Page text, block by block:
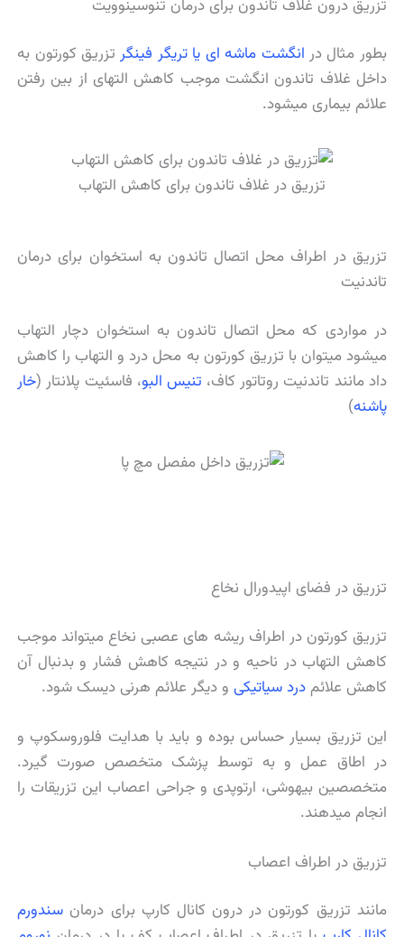
تزریق درون غلاف تاندون برای درمان تنوسینوویت
بطور مثال در انگشت ماشه ای یا تریگر فینگر تزریق کورتون به
داخل غلاف تاندون انگشت موجب کاهش التهای از بین رفتن
علائم بیماری میشود.
تزریق در غلاف تاندون برای کاهش التهاب
تزریق در اطراف محل اتصال تاندون به استخوان برای درمان
تاندنیت
در مواردی که محل اتصال تاندون به استخوان دچار التهاب
میشود میتوان با تزریق کورتون به محل درد و التهاب را کاهش
داد مانند تاندنیت روتاتور کاف، تنیس البو، فاسئیت پلانتار (خار
پاشنه)
تزریق در فضای اپیدورال نخاع
تزریق کورتون در اطراف ریشه های عصبی نخاع میتواند موجب
کاهش التهاب در ناحیه و در نتیجه کاهش فشار و بدنبال آن
کاهش علائمدرد سیاتیکی و دیگر علائم هرنی دیسک شود.
این تزریق بسیار حساس بوده و باید با هدایت فلوروسکوپ و
در اطاق عمل و به توسط پزشک متخصص صورت گیرد.
متخصصین بیهوشی، ارتوپدی و جراحی اعصاب این تزریقات را
انجام میدهند.
تزریق در اطراف اعصاب
مانند تزریق کورتون در درون کانال کارپ برای درمان سندورم